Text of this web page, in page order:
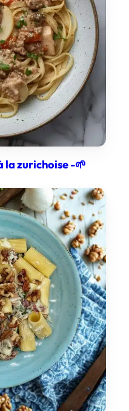
la zurichoise -🌱